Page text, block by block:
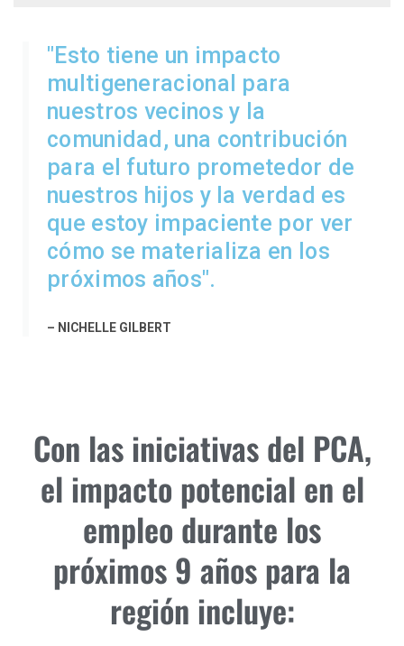
"Esto tiene un impacto
multigeneracional para
nuestros vecinos y la
comunidad, una contribución
para el futuro prometedor de
nuestros hijos y la verdad es
que estoy impaciente por ver
cómo se materializa en los
próximos años".
– NICHELLE GILBERT
Con las iniciativas del PCA,
el impacto potencial en el
empleo durante los
próximos 9 años para la
región incluye: